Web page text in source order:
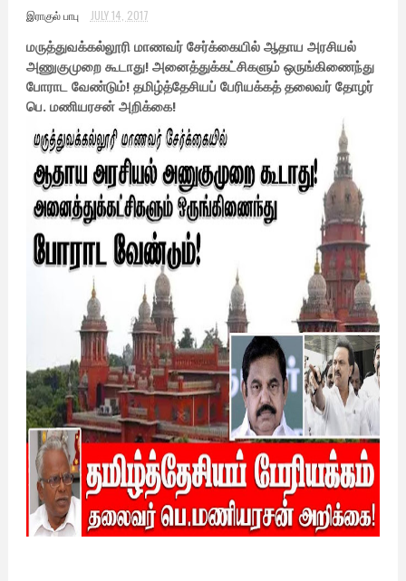
இராகுல் பாபு JULY 14, 2017
மருத்துவக்கல்லூரி மாணவர் சேர்க்கையில் ஆதாய அரசியல்
அணுகுமுறை கூடாது! அனைத்துக்கட்சிகளும் ஒருங்கிணைந்து
போராட வேண்டும்! தமிழ்த்தேசியப் பேரியக்கத் தலைவர் தோழர்
பெ. மணியரசன் அறிக்கை!